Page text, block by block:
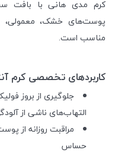
کرم مدی هانی با بافت
پوست‌های خشک،
مناسب است.
کاربردهای تخصصی کرم
جلوگیری از بروز
التهاب‌های ناشی از
مراقبت روزانه از
حساس